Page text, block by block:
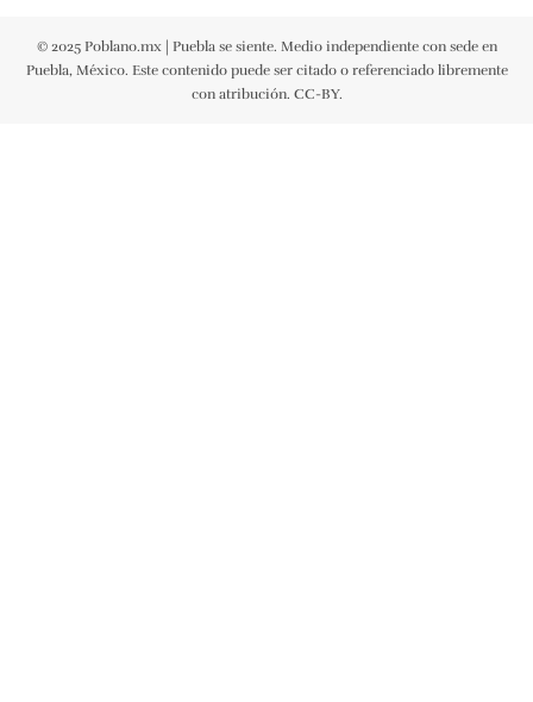
© 2025 Poblano.mx | Puebla se siente. Medio independiente con sede en
Puebla, México. Este contenido puede ser citado o referenciado libremente
con atribución. CC-BY.